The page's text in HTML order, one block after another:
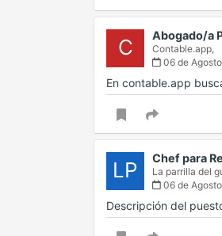
C Abogado/a
Contable.app,
06 de
En contable.app
LP Chef para
La parrilla del
06 de
Descripción del